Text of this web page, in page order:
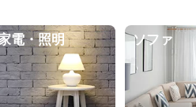
電・照明 ソファ